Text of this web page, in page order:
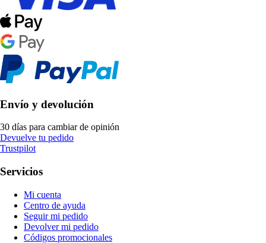
Envío y devolución
30 días para cambiar de opinión
Devuelve tu pedido
Trustpilot
Servicios
Mi cuenta
Centro de ayuda
Seguir mi pedido
Devolver mi pedido
Códigos promocionales